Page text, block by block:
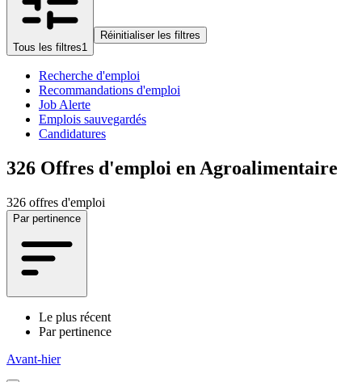
Tous les filtres1
Réinitialiser les filtres
Recherche d'emploi
Recommandations d'emploi
Job Alerte
Emplois sauvegardés
Candidatures
326 Offres d'emploi en Agroalimentaire
326 offres d'emploi
Par pertinence
Le plus récent
Par pertinence
Avant-hier